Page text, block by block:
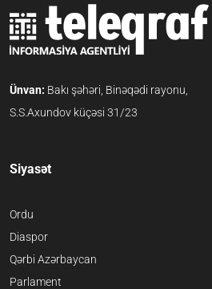
Ünvan: Bakı şəhəri, Binəqədi rayonu,
S.S.Axundov küçəsi 31/23
Siyasət
Ordu
Diaspor
Qərbi Azərbaycan
Parlament